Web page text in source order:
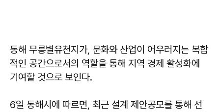
동해 무릉별유천지가, 문화와 산업이 어우러지는 복합
적인 공간으로서의 역할을 통해 지역 경제 활성화에
기여할 것으로 보인다.
6일 동해시에 따르면, 최근 설계 제안공모를 통해 선